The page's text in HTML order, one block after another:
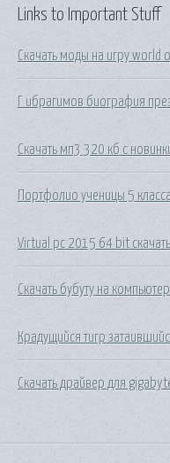
Links to Important Stuff
Скачать моды на игру world
Г ибрагимов биография
Скачать мп3 320 кб с
Портфолио ученицы 5
Virtual pc 2015 64 bit скачать
Скачать бубуту на компьютер
Крадущийся тигр
Скачать драйвер для